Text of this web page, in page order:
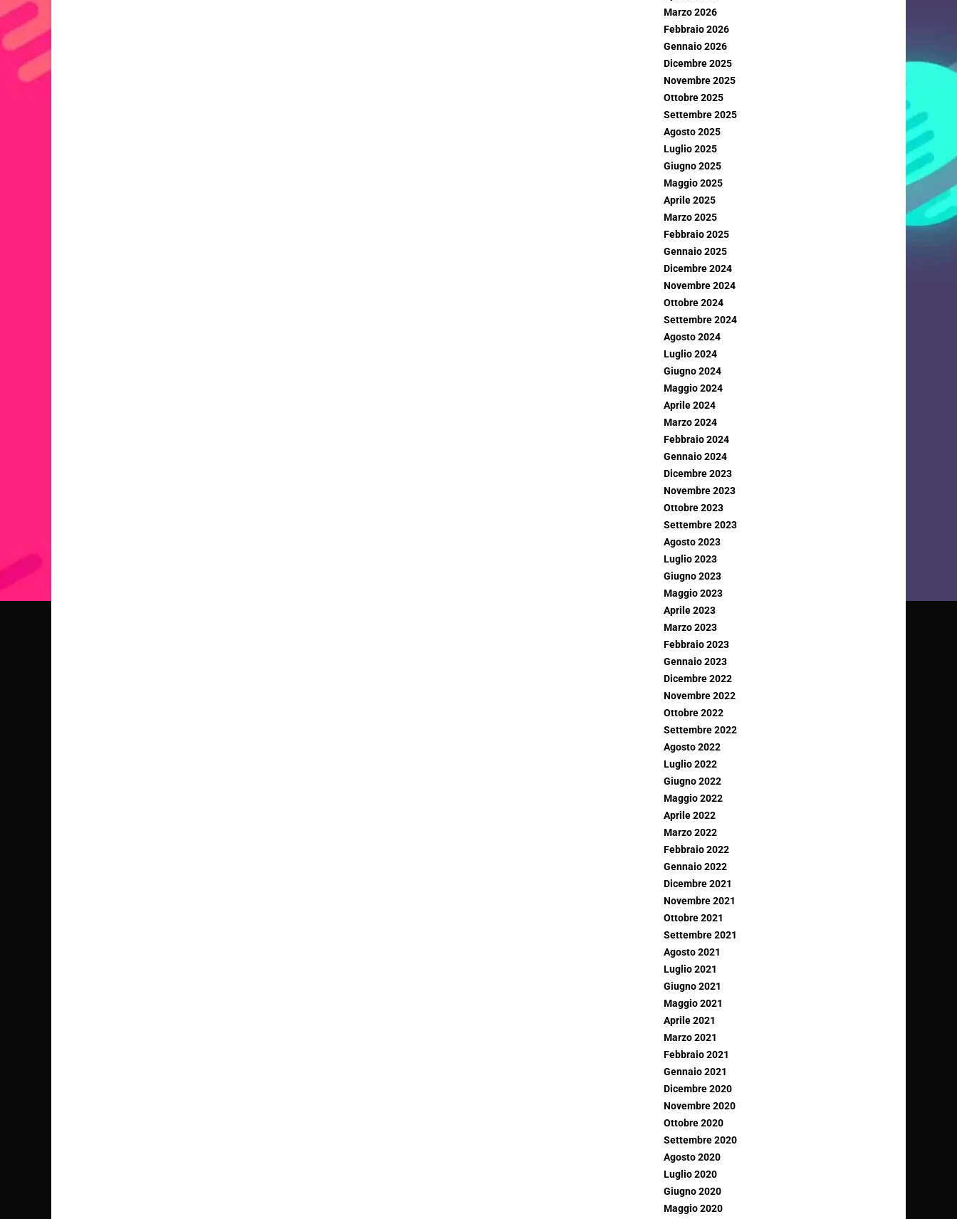
Marzo 2026
Febbraio 2026
Gennaio 2026
Dicembre 2025
Novembre 2025
Ottobre 2025
Settembre 2025
Agosto 2025
Luglio 2025
Giugno 2025
Maggio 2025
Aprile 2025
Marzo 2025
Febbraio 2025
Gennaio 2025
Dicembre 2024
Novembre 2024
Ottobre 2024
Settembre 2024
Agosto 2024
Luglio 2024
Giugno 2024
Maggio 2024
Aprile 2024
Marzo 2024
Febbraio 2024
Gennaio 2024
Dicembre 2023
Novembre 2023
Ottobre 2023
Settembre 2023
Agosto 2023
Luglio 2023
Giugno 2023
Maggio 2023
Aprile 2023
Marzo 2023
Febbraio 2023
Gennaio 2023
Dicembre 2022
Novembre 2022
Ottobre 2022
Settembre 2022
Agosto 2022
Luglio 2022
Giugno 2022
Maggio 2022
Aprile 2022
Marzo 2022
Febbraio 2022
Gennaio 2022
Dicembre 2021
Novembre 2021
Ottobre 2021
Settembre 2021
Agosto 2021
Luglio 2021
Giugno 2021
Maggio 2021
Aprile 2021
Marzo 2021
Febbraio 2021
Gennaio 2021
Dicembre 2020
Novembre 2020
Ottobre 2020
Settembre 2020
Agosto 2020
Luglio 2020
Giugno 2020
Maggio 2020